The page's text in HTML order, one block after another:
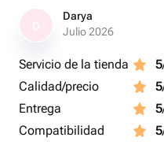
Darya
Julio 2026
Servicio de la tienda 5
Calidad/precio
5
Entrega
5
Compatibilidad
5